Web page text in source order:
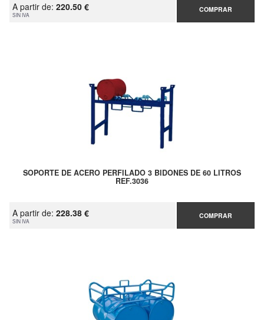
A partir de: 220.50 €
SIN IVA
COMPRAR
SOPORTE DE ACERO PERFILADO 3 BIDONES DE 60 LITROS
REF.3036
A partir de: 228.38 €
SIN IVA
COMPRAR